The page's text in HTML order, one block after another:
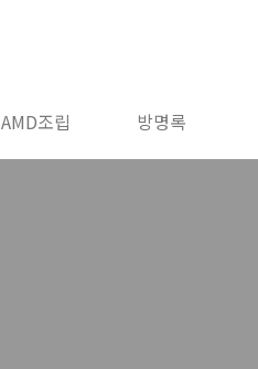
AMD조립 방명록